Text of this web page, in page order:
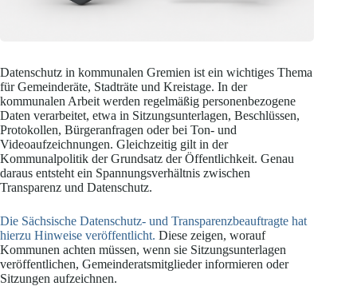
Datenschutz in kommunalen Gremien ist ein wichtiges Thema
für Gemeinderäte, Stadträte und Kreistage. In der
kommunalen Arbeit werden regelmäßig personenbezogene
Daten verarbeitet, etwa in Sitzungsunterlagen, Beschlüssen,
Protokollen, Bürgeranfragen oder bei Ton- und
Videoaufzeichnungen. Gleichzeitig gilt in der
Kommunalpolitik der Grundsatz der Öffentlichkeit. Genau
daraus entsteht ein Spannungsverhältnis zwischen
Transparenz und Datenschutz.
Die Sächsische Datenschutz- und Transparenzbeauftragte hat
hierzu Hinweise veröffentlicht. Diese zeigen, worauf
Kommunen achten müssen, wenn sie Sitzungsunterlagen
veröffentlichen, Gemeinderatsmitglieder informieren oder
Sitzungen aufzeichnen.